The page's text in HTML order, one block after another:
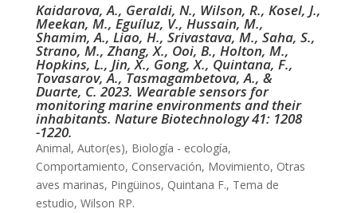
Kaidarova, A., Geraldi, N., Wilson, R., Kosel, J.,
Meekan, M., Eguíluz, V., Hussain, M.,
Shamim, A., Liao, H., Srivastava, M., Saha, S.,
Strano, M., Zhang, X., Ooi, B., Holton, M.,
Hopkins, L., Jin, X., Gong, X., Quintana, F.,
Tovasarov, A., Tasmagambetova, A., &
Duarte, C. 2023. Wearable sensors for
monitoring marine environments and their
inhabitants. Nature Biotechnology 41: 1208
-1220.
Animal, Autor(es), Biología - ecología,
Comportamiento, Conservación, Movimiento, Otras
aves marinas, Pingüinos, Quintana F., Tema de
estudio, Wilson RP.